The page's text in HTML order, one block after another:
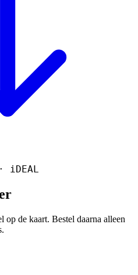
iDEAL
op de kaart. Bestel daarna alleen